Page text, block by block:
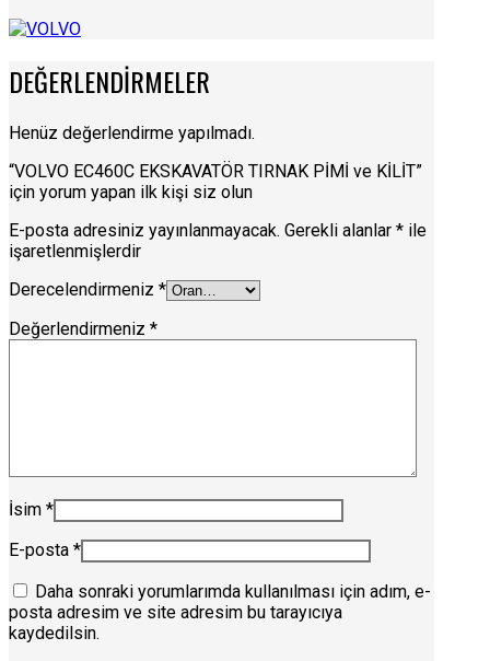
DEĞERLENDIRMELER
Henüz değerlendirme yapılmadı.
“VOLVO EC460C EKSKAVATÖR TIRNAK PİMİ ve KİLİT”
için yorum yapan ilk kişi siz olun
E-posta adresiniz yayınlanmayacak. Gerekli alanlar * ile
işaretlenmişlerdir
Derecelendirmeniz *
Değerlendirmeniz *
İsim *
E-posta *
Daha sonraki yorumlarımda kullanılması için adım, e-
posta adresim ve site adresim bu tarayıcıya
kaydedilsin.